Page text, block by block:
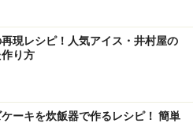
で持って上下に2～3度振って
現レシピ！人気アイス・井村屋の
り方
ーキを炊飯器で作るレシピ！ 簡単